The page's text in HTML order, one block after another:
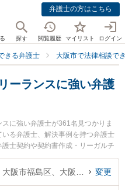
弁護士の方はこちら
探す 閲覧履歴 マイリスト ログイン
きる弁護士 大阪市で法律相談で
ーランスに強い弁護
に強い弁護士が361名見つかりま
る弁護士、解決事例を持つ弁護士
士契約や契約書作成・リーガルチ
な分野での絞り込み検索もでき便
弘弁護士や弁護士法人啓葉法律事務
変更